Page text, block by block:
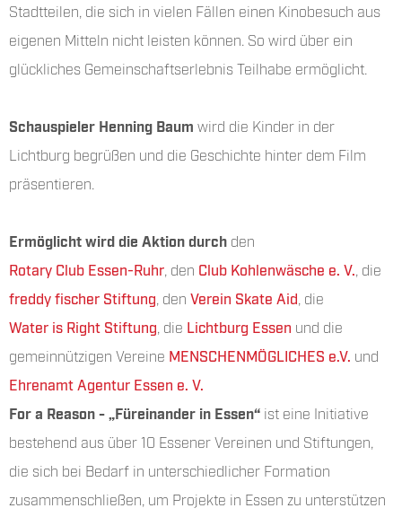
Stadtteilen, die sich in vielen Fällen einen Kinobesuch aus
eigenen Mitteln nicht leisten können. So wird über ein
glückliches Gemeinschaftserlebnis Teilhabe ermöglicht.
Schauspieler Henning Baum wird die Kinder in der
Lichtburg begrüßen und die Geschichte hinter dem Film
präsentieren.
Ermöglicht wird die Aktion durch den
Rotary Club Essen-Ruhr , den Club Kohlenwäsche e. V. , die
freddy fischer Stiftung , den Verein Skate Aid , die
Water is Right Stiftung , die Lichtburg Essen und die
gemeinnützigen Vereine MENSCHENMÖGLICHES e.V. und
Ehrenamt Agentur Essen e. V.
For a Reason - „Füreinander in Essen“ ist eine Initiative
bestehend aus über 10 Essener Vereinen und Stiftungen,
die sich bei Bedarf in unterschiedlicher Formation
zusammenschließen, um Projekte in Essen zu unterstützen